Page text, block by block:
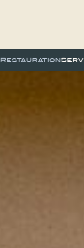
Restauration